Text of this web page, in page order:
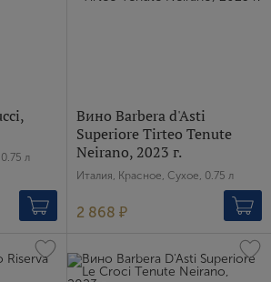
л
Вино Barbera d'Asti
Superiore Tirteo Tenute
Neirano, 2023 г.
Италия, Красное, Сухое, 0.75 л
2 868 ₽